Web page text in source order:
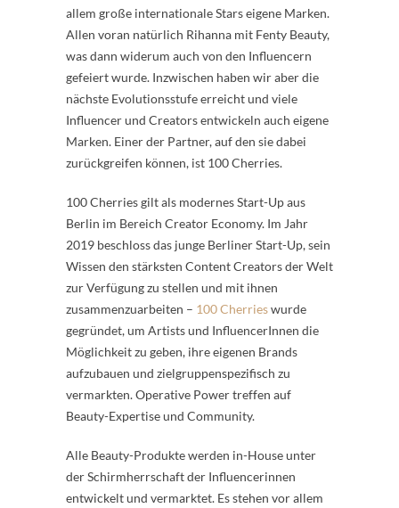
allem große internationale Stars eigene Marken.
Allen voran natürlich Rihanna mit Fenty Beauty,
was dann widerum auch von den Influencern
gefeiert wurde. Inzwischen haben wir aber die
nächste Evolutionsstufe erreicht und viele
Influencer und Creators entwickeln auch eigene
Marken. Einer der Partner, auf den sie dabei
zurückgreifen können, ist 100 Cherries.
100 Cherries gilt als modernes Start-Up aus
Berlin im Bereich Creator Economy. Im Jahr
2019 beschloss das junge Berliner Start-Up, sein
Wissen den stärksten Content Creators der Welt
zur Verfügung zu stellen und mit ihnen
zusammenzuarbeiten – 100 Cherrieswurde
gegründet, um Artists und InfluencerInnen die
Möglichkeit zu geben, ihre eigenen Brands
aufzubauen und zielgruppenspezifisch zu
vermarkten. Operative Power treffen auf
Beauty-Expertise und Community.
Alle Beauty-Produkte werden in-House unter
der Schirmherrschaft der Influencerinnen
entwickelt und vermarktet. Es stehen vor allem